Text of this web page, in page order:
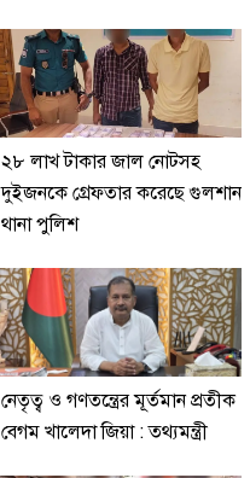
২৮ লাখ টাকার জাল নোটসহ
দুইজনকে গ্রেফতার করেছে গুলশান
থানা পুলিশ
নেতৃত্ব ও গণতন্ত্রের মূর্তমান প্রতীক
বেগম খালেদা জিয়া : তথ্যমন্ত্রী